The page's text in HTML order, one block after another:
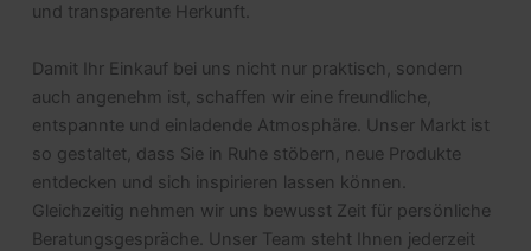
und transparente Herkunft.
Damit Ihr Einkauf bei uns nicht nur praktisch, sondern
auch angenehm ist, schaffen wir eine freundliche,
entspannte und einladende Atmosphäre. Unser Markt ist
so gestaltet, dass Sie in Ruhe stöbern, neue Produkte
entdecken und sich inspirieren lassen können.
Gleichzeitig nehmen wir uns bewusst Zeit für persönliche
Beratungsgespräche. Unser Team steht Ihnen jederzeit